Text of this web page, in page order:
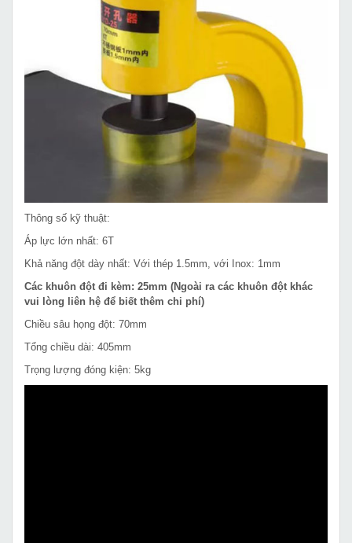
Thông số kỹ thuật:
Áp lực lớn nhất: 6T
Khả năng đột dày nhất: Với thép 1.5mm, với Inox: 1mm
Các khuôn đột đi kèm: 25mm (Ngoài ra các khuôn đột khác
vui lòng liên hệ để biết thêm chi phí)
Chiều sâu họng đột: 70mm
Tổng chiều dài: 405mm
Trọng lượng đóng kiện: 5kg